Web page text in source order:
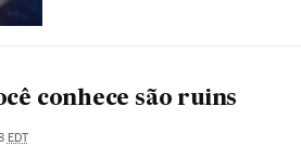
conhece são ruins
EDT